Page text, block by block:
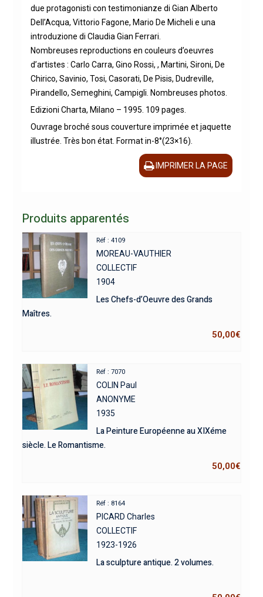
due protagonisti con testimonianze di Gian Alberto
Dell’Acqua, Vittorio Fagone, Mario De Micheli e una
introduzione di Claudia Gian Ferrari.
Nombreuses reproductions en couleurs d’oeuvres
d’artistes : Carlo Carra, Gino Rossi, , Martini, Sironi, De
Chirico, Savinio, Tosi, Casorati, De Pisis, Dudreville,
Pirandello, Semeghini, Campigli. Nombreuses photos.
Edizioni Charta, Milano – 1995. 109 pages.
Ouvrage broché sous couverture imprimée et jaquette
illustrée. Très bon état. Format in-8°(23×16).
IMPRIMER LA PAGE
Produits apparentés
Réf : 4109
MOREAU-VAUTHIER
COLLECTIF
1904
Les Chefs-d’Oeuvre des Grands
Maîtres.
50,00€
Réf : 7070
COLIN Paul
ANONYME
1935
La Peinture Européenne au XIXéme
siècle. Le Romantisme.
50,00€
Réf : 8164
PICARD Charles
COLLECTIF
1923-1926
La sculpture antique. 2 volumes.